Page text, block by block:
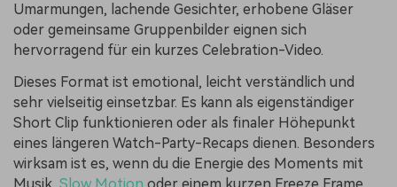
Umarmungen, lachende Gesichter, erhobene Gläser
oder gemeinsame Gruppenbilder eignen sich
hervorragend für ein kurzes Celebration-Video.
Dieses Format ist emotional, leicht verständlich und
sehr vielseitig einsetzbar. Es kann als eigenständiger
Short Clip funktionieren oder als finaler Höhepunkt
eines längeren Watch-Party-Recaps dienen. Besonders
wirksam ist es, wenn du die Energie des Moments mit